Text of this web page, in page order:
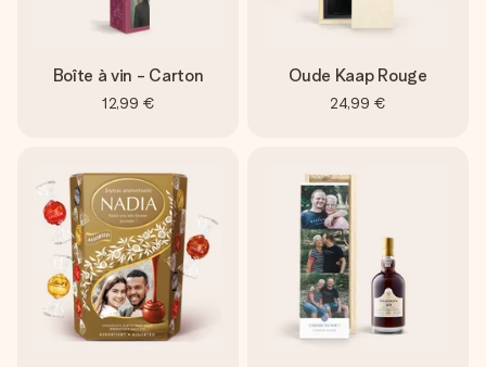
Boîte à vin - Carton
12,99 €
Oude Kaap Rouge
24,99 €